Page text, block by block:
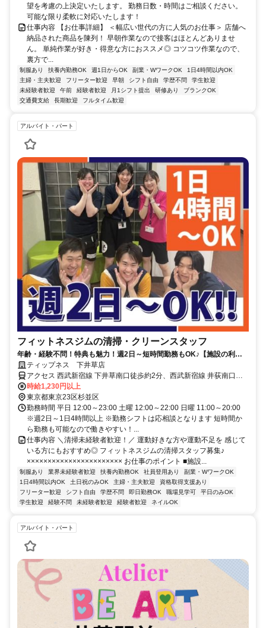
望を考慮の上決定いたします。 勤務日数・時間はご相談ください。
可能な限り柔軟に対応いたします！
仕事内容 【お仕事詳細】 ＜幅広い世代の方に人気のお仕事＞ 店舗へ
納品された商品を陳列！ 早朝作業なので接客はほとんどありませ
ん。 単純作業が好き・得意な方におススメ◎ コツコツ作業なので、
裏方で...
制服あり 扶養内勤務OK 週1日からOK 副業・WワークOK
1日4時間以内OK
主婦・主夫歓迎
フリーター歓迎 早朝 シフト自由 学歴不問
学生歓迎
未経験者歓迎
午前 経験者歓迎 月1シフト提出 研修あり
ブランクOK
交通費支給
長期歓迎 フルタイム歓迎
アルバイト・パート
フィットネスジムの清掃・クリーンスタッフ
年齢・経験不問！特典も魅力！週2日～短時間勤務もOK♪【施設の利用
無料】お仕事の後に、軽い運動などもできる環境です！
ティップネス 下井草店
アクセス 西武新宿線 下井草南口徒歩約2分、西武新宿線 井荻南口徒
歩約12分、西武新宿線 鷺ノ宮北口徒歩約19分
時給1,230円以上
東京都東京23区杉並区
勤務時間 平日 12:00～23:00 土曜 12:00～22:00 日曜 11:00～20:00
※週2日～1日4時間以上 ※勤務シフトは応相談となります 短時間か
ら勤務も可能なので働きやすい！...
仕事内容 ＼清掃未経験者歓迎！／ 運動好きな方や運動不足を 感じて
いる方にもおすすめ◎ フィットネスジムの清掃スタッフ募集♪
××××××××××××××××××××××× お仕事のポイント ■施設...
制服あり 業界未経験者歓迎 扶養内勤務OK 社員登用あり
副業・WワークOK
1日4時間以内OK
土日祝のみOK 主婦・主夫歓迎
資格取得支援あり
フリーター歓迎
シフト自由 学歴不問 即日勤務OK 職場見学可
平日のみOK
学生歓迎
経験不問 未経験者歓迎 経験者歓迎 ネイルOK
アルバイト・パート